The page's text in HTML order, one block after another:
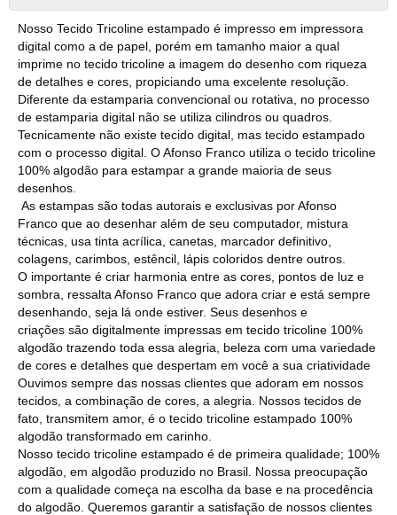
Nosso Tecido Tricoline estampado é impresso em impressora
digital como a de papel, porém em tamanho maior a qual
imprime no tecido tricoline a imagem do desenho com riqueza
de detalhes e cores, propiciando uma excelente resolução.
Diferente da estamparia convencional ou rotativa, no processo
de estamparia digital não se utiliza cilindros ou quadros.
Tecnicamente não existe tecido digital, mas tecido estampado
com o processo digital. O Afonso Franco utiliza o tecido tricoline
100% algodão para estampar a grande maioria de seus
desenhos.
As estampas são todas autorais e exclusivas por Afonso
Franco que ao desenhar além de seu computador, mistura
técnicas, usa tinta acrílica, canetas, marcador definitivo,
colagens, carimbos, estêncil, lápis coloridos dentre outros.
O importante é criar harmonia entre as cores, pontos de luz e
sombra, ressalta Afonso Franco que adora criar e está sempre
desenhando, seja lá onde estiver. Seus desenhos e
criações são digitalmente impressas em tecido tricoline 100%
algodão trazendo toda essa alegria, beleza com uma variedade
de cores e detalhes que despertam em você a sua criatividade
Ouvimos sempre das nossas clientes que adoram em nossos
tecidos, a combinação de cores, a alegria. Nossos tecidos de
fato, transmitem amor, é o tecido tricoline estampado 100%
algodão transformado em carinho.
Nosso tecido tricoline estampado é de primeira qualidade; 100%
algodão, em algodão produzido no Brasil. Nossa preocupação
com a qualidade começa na escolha da base e na procedência
do algodão. Queremos garantir a satisfação de nossos clientes